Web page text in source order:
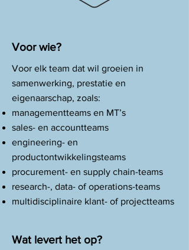
Voor wie?
Voor elk team dat wil groeien in
samenwerking, prestatie en
eigenaarschap, zoals:
managementteams en MT’s
sales- en accountteams
engineering- en
productontwikkelingsteams
procurement- en supply chain-teams
research-, data- of operations-teams
multidisciplinaire klant- of projectteams
Wat levert het op?